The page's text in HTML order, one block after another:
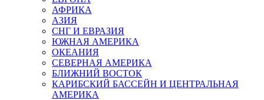
АФРИКА
АЗИЯ
СНГ И ЕВРАЗИЯ
ЮЖНАЯ АМЕРИКА
ОКЕАНИЯ
СЕВЕРНАЯ АМЕРИКА
БЛИЖНИЙ ВОСТОК
КАРИБСКИЙ БАССЕЙН И ЦЕНТРАЛЬНАЯ
АМЕРИКА